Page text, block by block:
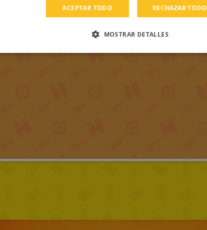
ACEPTAR TODO RECHAZAR TODO
MOSTRAR DETALLES